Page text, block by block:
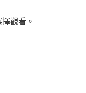
觀看。